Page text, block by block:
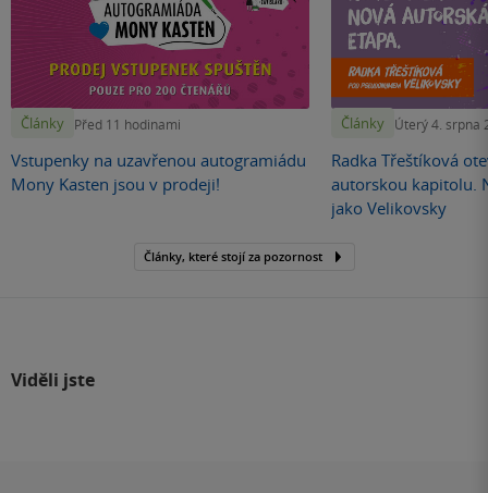
Články Před 11 hodinami
Vstupenky na uzavřenou autogramiádu
Mony Kasten jsou v prodeji!
Články Úterý 4. srpna
Radka Třeštíková
autorskou kapitolu.
jako Velikovsky
Články, které stojí za pozornost
Viděli jste